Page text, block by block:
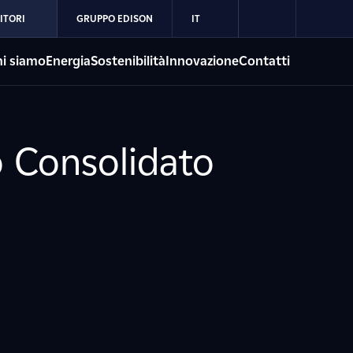
GRUPPO EDISON IT
siamoEnergiaSostenibilitàInnovazioneContatti
Consolidato